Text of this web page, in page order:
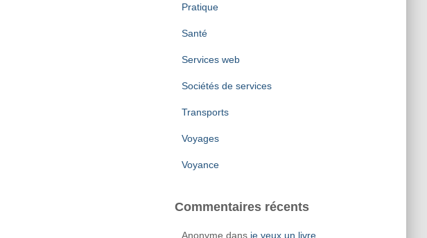
Pratique
Santé
Services web
Sociétés de services
Transports
Voyages
Voyance
Commentaires récents
Anonyme dans je veux un livre